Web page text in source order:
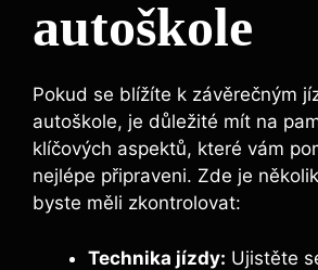
autoškole
Pokud se blížíte k závěrečným
autoškole, je důležité mít na
klíčových aspektů, které vám
nejlépe připraveni. Zde je
byste měli zkontrolovat:
Technika jízdy: Ujistěte